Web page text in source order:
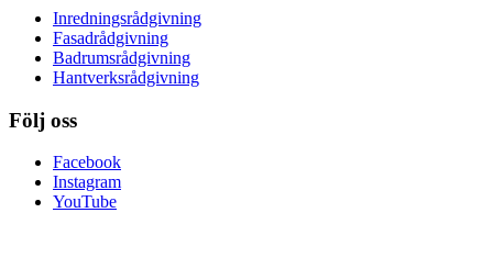
Inredningsrådgivning
Fasadrådgivning
Badrumsrådgivning
Hantverksrådgivning
Följ oss
Facebook
Instagram
YouTube